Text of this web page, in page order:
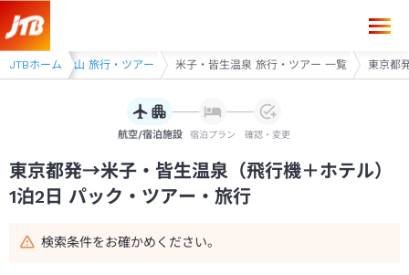
JTBホーム
生・境港・大山 旅行・ツアー 米子・皆生温泉 旅行・ツアー 一覧 東京都
航空/宿泊施設 宿泊プラン 確認・変更
東京都発→米子・皆生温泉（飛行機＋ホテル）
1泊2日 パック・ツアー・旅行
検索条件をお確かめください。